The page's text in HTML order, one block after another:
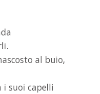
al buio,
i suoi capelli